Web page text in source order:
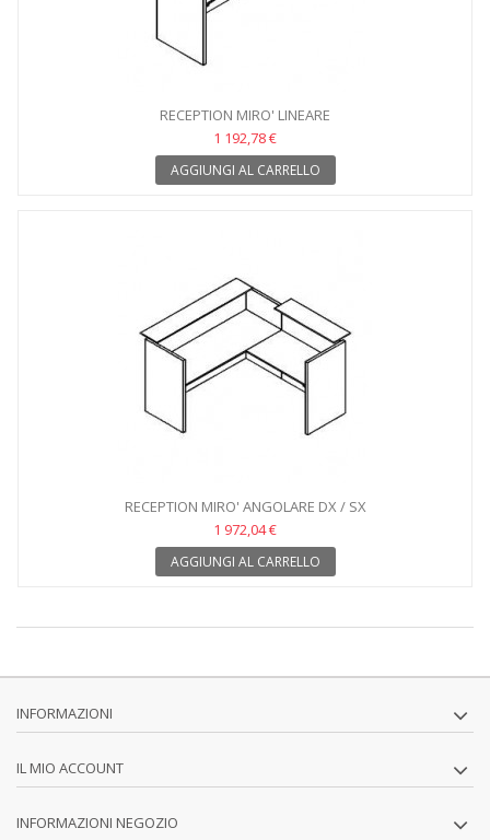
RECEPTION MIRO' LINEARE
1 192,78 €
AGGIUNGI AL CARRELLO
RECEPTION MIRO' ANGOLARE DX / SX
1 972,04 €
AGGIUNGI AL CARRELLO
INFORMAZIONI
IL MIO ACCOUNT
INFORMAZIONI NEGOZIO